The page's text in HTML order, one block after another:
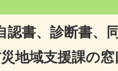
認書、診断書、
地域支援課の